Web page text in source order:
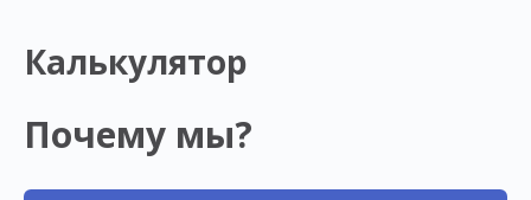
Калькулятор
Почему мы?